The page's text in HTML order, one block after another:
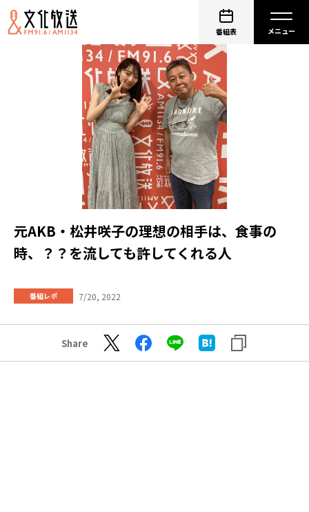
番組表
元AKB・松井咲子の理想の相手は、食事の
時、？？を流しても許してくれる人
番組レポ 7/20, 2022
Share